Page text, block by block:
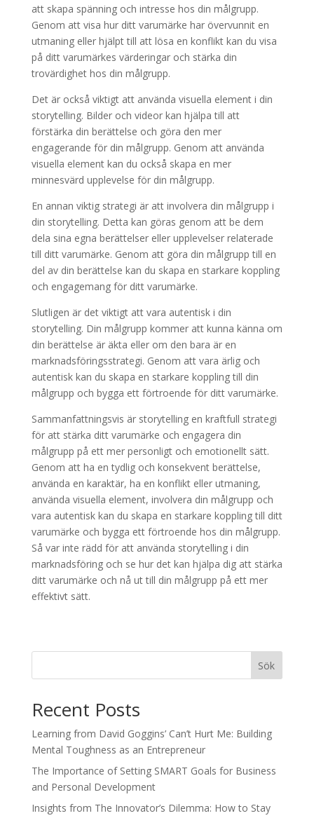
att skapa spänning och intresse hos din målgrupp.
Genom att visa hur ditt varumärke har övervunnit en
utmaning eller hjälpt till att lösa en konflikt kan du visa
på ditt varumärkes värderingar och stärka din
trovärdighet hos din målgrupp.
Det är också viktigt att använda visuella element i din
storytelling. Bilder och videor kan hjälpa till att
förstärka din berättelse och göra den mer
engagerande för din målgrupp. Genom att använda
visuella element kan du också skapa en mer
minnesvärd upplevelse för din målgrupp.
En annan viktig strategi är att involvera din målgrupp i
din storytelling. Detta kan göras genom att be dem
dela sina egna berättelser eller upplevelser relaterade
till ditt varumärke. Genom att göra din målgrupp till en
del av din berättelse kan du skapa en starkare koppling
och engagemang för ditt varumärke.
Slutligen är det viktigt att vara autentisk i din
storytelling. Din målgrupp kommer att kunna känna om
din berättelse är äkta eller om den bara är en
marknadsföringsstrategi. Genom att vara ärlig och
autentisk kan du skapa en starkare koppling till din
målgrupp och bygga ett förtroende för ditt varumärke.
Sammanfattningsvis är storytelling en kraftfull strategi
för att stärka ditt varumärke och engagera din
målgrupp på ett mer personligt och emotionellt sätt.
Genom att ha en tydlig och konsekvent berättelse,
använda en karaktär, ha en konflikt eller utmaning,
använda visuella element, involvera din målgrupp och
vara autentisk kan du skapa en starkare koppling till ditt
varumärke och bygga ett förtroende hos din målgrupp.
Så var inte rädd för att använda storytelling i din
marknadsföring och se hur det kan hjälpa dig att stärka
ditt varumärke och nå ut till din målgrupp på ett mer
effektivt sätt.
Sök
Recent Posts
Learning from David Goggins’ Can’t Hurt Me: Building
Mental Toughness as an Entrepreneur
The Importance of Setting SMART Goals for Business
and Personal Development
Insights from The Innovator’s Dilemma: How to Stay